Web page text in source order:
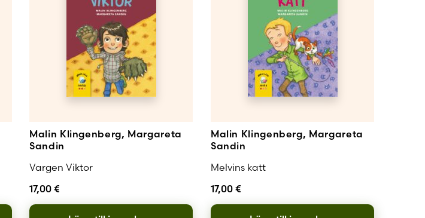
Skapa nytt konto
Malin Klingenberg, Margareta
Sandin
Vargen Viktor
17,00€
Malin Klingenberg, Margareta
Sandin
Melvins katt
17,00 €